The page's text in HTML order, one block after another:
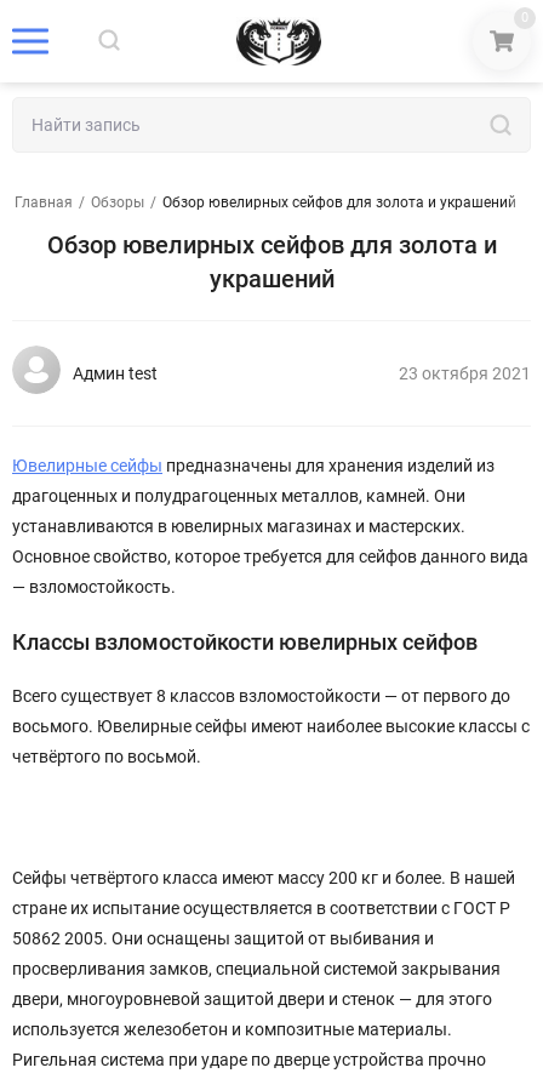
0
Главная / Обзоры / Обзор ювелирных сейфов для золота и украшений
Обзор ювелирных сейфов для золота и
украшений
Админ test 23 октября 2021
Ювелирные сейфы предназначены для хранения изделий из
драгоценных и полудрагоценных металлов, камней. Они
устанавливаются в ювелирных магазинах и мастерских.
Основное свойство, которое требуется для сейфов данного вида
— взломостойкость.
Классы взломостойкости ювелирных сейфов
Всего существует 8 классов взломостойкости — от первого до
восьмого. Ювелирные сейфы имеют наиболее высокие классы с
четвёртого по восьмой.
Сейфы четвёртого класса имеют массу 200 кг и более. В нашей
стране их испытание осуществляется в соответствии с ГОСТ Р
50862 2005. Они оснащены защитой от выбивания и
просверливания замков, специальной системой закрывания
двери, многоуровневой защитой двери и стенок — для этого
используется железобетон и композитные материалы.
Ригельная система при ударе по дверце устройства прочно